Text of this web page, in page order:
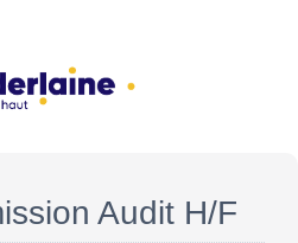
Audit H/F